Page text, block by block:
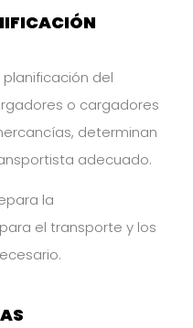
del
o cargadores
determinan
adecuado.
la
el transporte y los